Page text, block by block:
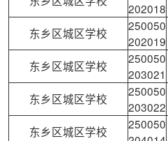
202018
东乡区城区学校
250050
202019
东乡区城区学校
250050
203021
东乡区城区学校
250050
203022
东乡区城区学校
250050